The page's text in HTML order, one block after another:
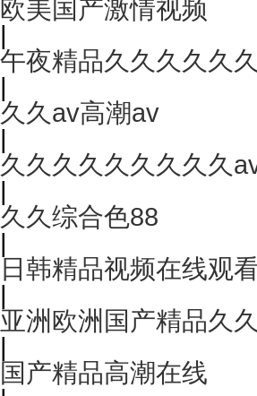
欧美国产激情视频
|
午夜精品久久久久久
|
久久av高潮av
|
久久久久久久久久久
|
久久综合色88
|
日韩精品视频在线观
|
亚洲欧洲国产精品久久
|
国产精品高潮在线